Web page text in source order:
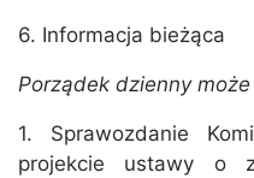
6. Informacja bieżąca
Porządek dzienny
1. Sprawozdanie
projekcie ustawy o